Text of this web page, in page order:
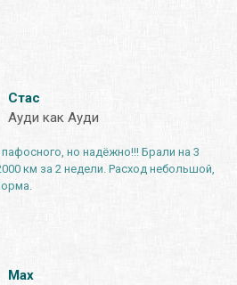
Стас
Ауди как Ауди
но надёжно!!! Брали на 3
км за 2 недели. Расход небольшой,
Max